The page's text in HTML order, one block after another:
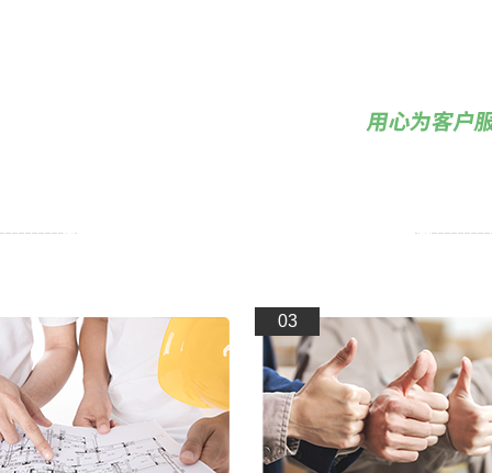
黄瓜视频黄APP网站智能科技 — 因为专注所以专业
03